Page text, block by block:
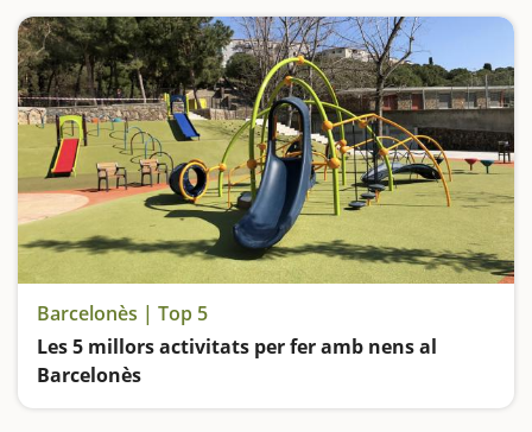
Barcelonès | Top 5
Les 5 millors activitats per fer amb nens al
Barcelonès